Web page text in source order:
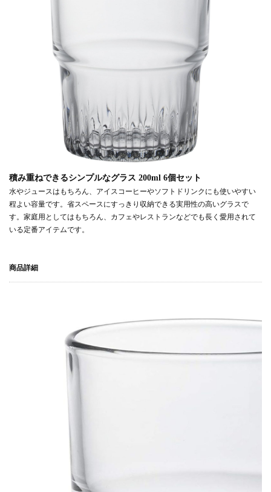
積み重ねできるシンプルなグラス 200ml 6個セット
水やジュースはもちろん、アイスコーヒーやソフトドリンクにも使いやすい
程よい容量です。省スペースにすっきり収納できる実用性の高いグラスで
す。家庭用としてはもちろん、カフェやレストランなどでも長く愛用されて
いる定番アイテムです。
商品詳細